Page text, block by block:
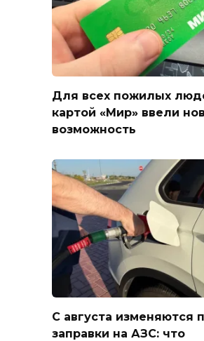
Для всех пожилых
картой «Мир» ввели
возможность
С августа изменяются
заправки на АЗС: что